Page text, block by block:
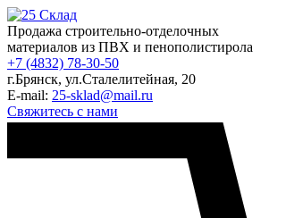
Продажа строительно-отделочных
материалов из ПВХ и пенополистирола
+7 (4832) 78-30-50
г.Брянск, ул.Сталелитейная, 20
E-mail: 25-sklad@mail.ru
Свяжитесь с нами